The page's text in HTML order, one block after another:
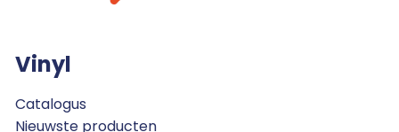
Vinyl
Catalogus
Nieuwste producten